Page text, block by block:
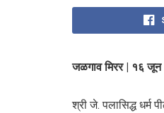
जळगाव मिरर | १६
श्री जे. पलासिद्ध धर्म